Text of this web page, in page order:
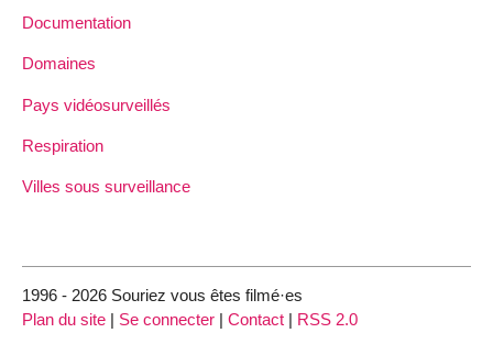
Documentation
Domaines
Pays vidéosurveillés
Respiration
Villes sous surveillance
1996 - 2026 Souriez vous êtes filmé·es
Plan du site | Se connecter | Contact | RSS 2.0